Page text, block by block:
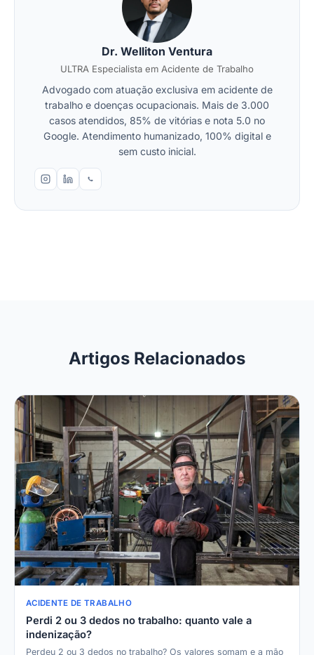
Dr. Welliton Ventura
ULTRA Especialista em Acidente de Trabalho
Advogado com atuação exclusiva em acidente de
trabalho e doenças ocupacionais. Mais de 3.000
casos atendidos, 85% de vitórias e nota 5.0 no
Google. Atendimento humanizado, 100% digital e
sem custo inicial.
Artigos Relacionados
ACIDENTE DE TRABALHO
Perdi 2 ou 3 dedos no trabalho: quanto vale a
indenização?
Perdeu 2 ou 3 dedos no trabalho? Os valores somam e a mão